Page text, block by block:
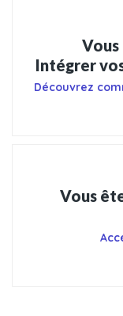
Intégrer
Découvrez
Vous